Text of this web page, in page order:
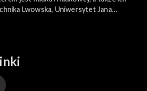
Lwowska, Uniwersytet Jana
kawiarnia Szkocka, Instytut Weigla
przez Juliana Zachariewicza